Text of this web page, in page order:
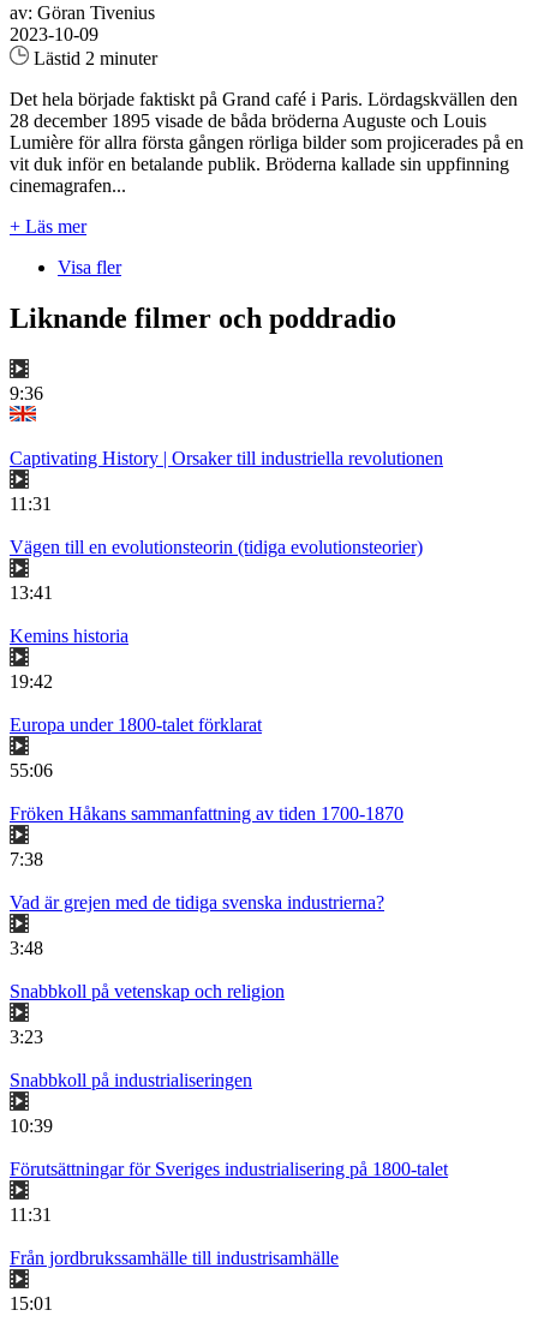
av: Göran Tivenius
2023-10-09
Lästid 2 minuter
Det hela började faktiskt på Grand café i Paris. Lördagskvällen den
28 december 1895 visade de båda bröderna Auguste och Louis
Lumière för allra första gången rörliga bilder som projicerades på en
vit duk inför en betalande publik. Bröderna kallade sin uppfinning
cinemagrafen...
+ Läs mer
Visa fler
Liknande filmer och poddradio
9:36
Captivating History | Orsaker till industriella revolutionen
11:31
Vägen till en evolutionsteorin (tidiga evolutionsteorier)
13:41
Kemins historia
19:42
Europa under 1800-talet förklarat
55:06
Fröken Håkans sammanfattning av tiden 1700-1870
7:38
Vad är grejen med de tidiga svenska industrierna?
3:48
Snabbkoll på vetenskap och religion
3:23
Snabbkoll på industrialiseringen
10:39
Förutsättningar för Sveriges industrialisering på 1800-talet
11:31
Från jordbrukssamhälle till industrisamhälle
15:01